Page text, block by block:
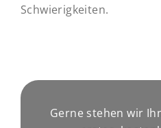
Schwierigkeiten.
Gerne stehen wir